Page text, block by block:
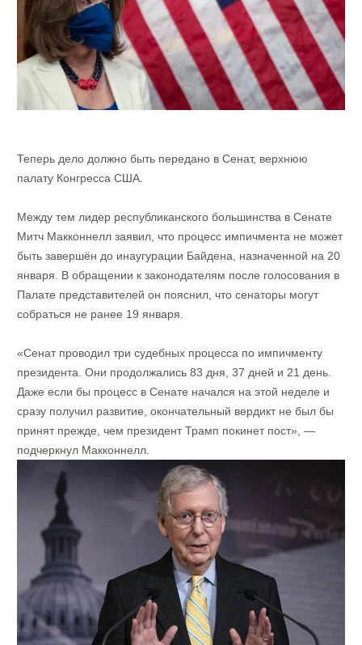
Теперь дело должно быть передано в Сенат, верхнюю
палату Конгресса США.
Между тем лидер республиканского большинства в Сенате
Митч Макконнелл заявил, что процесс импичмента не может
быть завершён до инаугурации Байдена, назначенной на 20
января. В обращении к законодателям после голосования в
Палате представителей он пояснил, что сенаторы могут
собраться не ранее 19 января.
«Сенат проводил три судебных процесса по импичменту
президента. Они продолжались 83 дня, 37 дней и 21 день.
Даже если бы процесс в Сенате начался на этой неделе и
сразу получил развитие, окончательный вердикт не был бы
принят прежде, чем президент Трамп покинет пост», —
подчеркнул Макконнелл.